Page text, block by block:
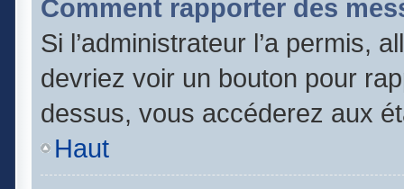
Comment rapporter des
Si l’administrateur l’a permis,
devriez voir un bouton pour
dessus, vous accéderez aux
Haut